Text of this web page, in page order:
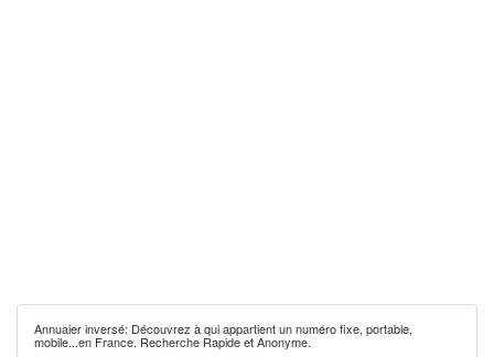
Annuaier inversé: Découvrez à qui appartient un numéro fixe, portable,
mobile...en France. Recherche Rapide et Anonyme.